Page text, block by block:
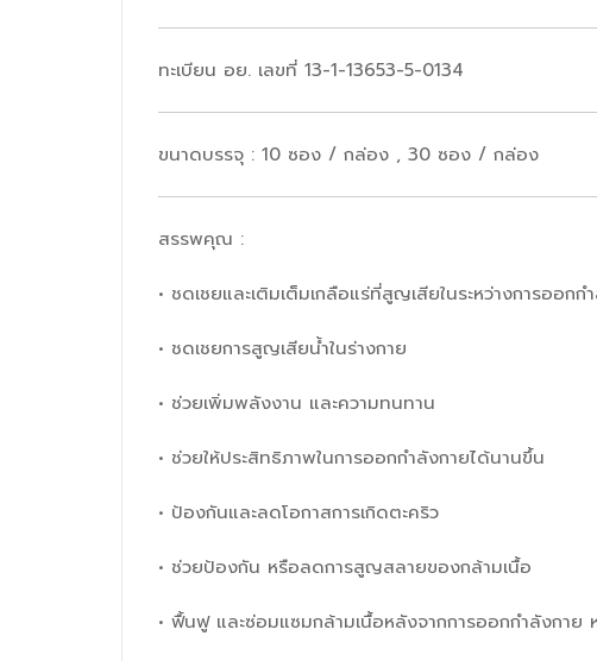
ทะเบียน อย. เลขที่ 13-1-13653-5-0134
ขนาดบรรจุ : 10 ซอง / กล่อง , 30 ซอง / กล่อง
สรรพคุณ :
• ชดเชยและเติมเต็มเกลือแร่ที่สูญเสียในระหว่างการออกก
• ชดเชยการสูญเสียน้ำในร่างกาย
• ช่วยเพิ่มพลังงาน และความทนทาน
• ช่วยให้ประสิทธิภาพในการออกกำลังกายได้นานขึ้น
• ป้องกันและลดโอกาสการเกิดตะคริว
• ช่วยป้องกัน หรือลดการสูญสลายของกล้ามเนื้อ
• ฟื้นฟู และซ่อมแซมกล้ามเนื้อหลังจากการออกกำลังกาย